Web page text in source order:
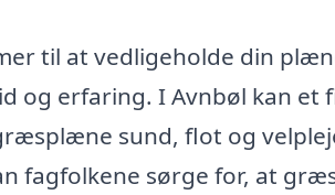
til at vedligeholde din
og erfaring. I Avnbøl kan
sund, flot og
fagfolkene sørge for, at